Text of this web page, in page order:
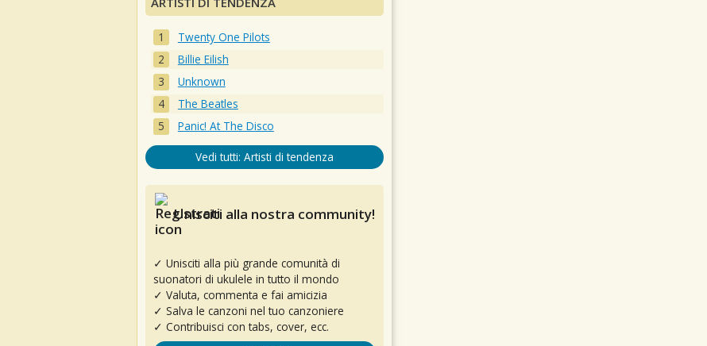
Twenty One Pilots
Billie Eilish
Unknown
The Beatles
Panic! At The Disco
Vedi tutti: Artisti di tendenza
Unisciti alla nostra community!
✓ Unisciti alla più grande comunità di
suonatori di ukulele in tutto il mondo
✓ Valuta, commenta e fai amicizia
✓ Salva le canzoni nel tuo canzoniere
✓ Contribuisci con tabs, cover, ecc.